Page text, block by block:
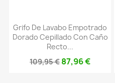
Grifo De Lavabo Empotrado
Dorado Cepillado Con Caño
Recto...
109,95 € 87,96 €